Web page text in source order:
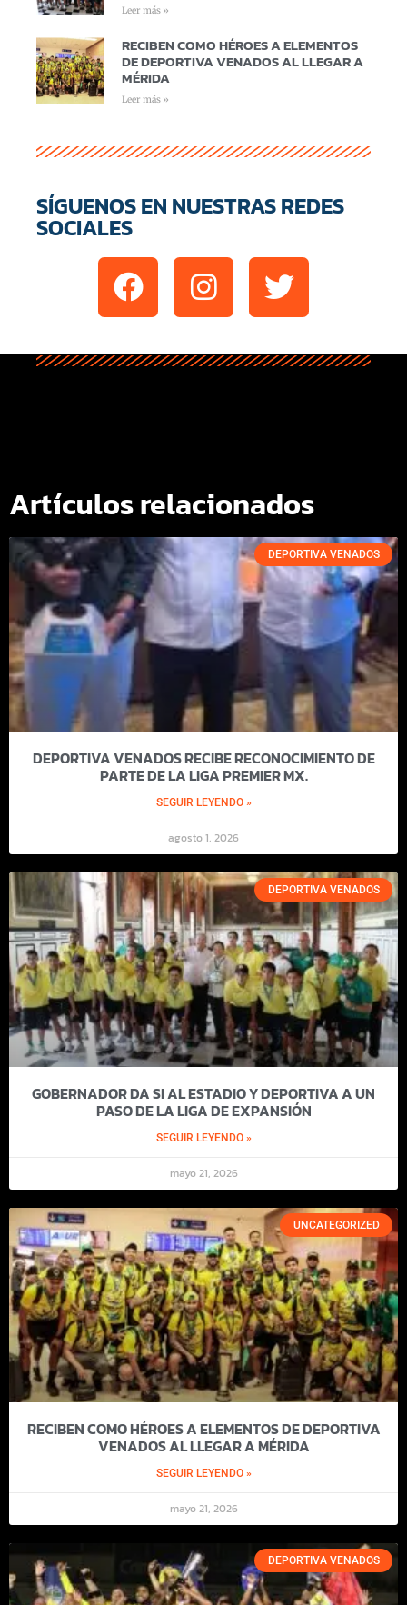
Leer más »
RECIBEN COMO HÉROES A ELEMENTOS
DE DEPORTIVA VENADOS AL LLEGAR A
MÉRIDA
Leer más »
SÍGUENOS EN NUESTRAS REDES
SOCIALES
Artículos relacionados
DEPORTIVA VENADOS
DEPORTIVA VENADOS RECIBE RECONOCIMIENTO DE
PARTE DE LA LIGA PREMIER MX.
SEGUIR LEYENDO »
agosto 1, 2026
DEPORTIVA VENADOS
GOBERNADOR DA SI AL ESTADIO Y DEPORTIVA A UN
PASO DE LA LIGA DE EXPANSIÓN
SEGUIR LEYENDO »
mayo 21, 2026
UNCATEGORIZED
RECIBEN COMO HÉROES A ELEMENTOS DE DEPORTIVA
VENADOS AL LLEGAR A MÉRIDA
SEGUIR LEYENDO »
mayo 21, 2026
DEPORTIVA VENADOS